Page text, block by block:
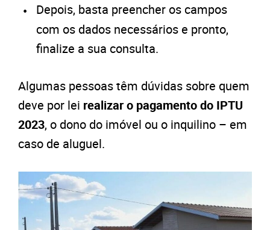
Depois, basta preencher os campos
com os dados necessários e pronto,
finalize a sua consulta.
Algumas pessoas têm dúvidas sobre quem
deve por lei realizar o pagamento do IPTU
2023, o dono do imóvel ou o inquilino – em
caso de aluguel.